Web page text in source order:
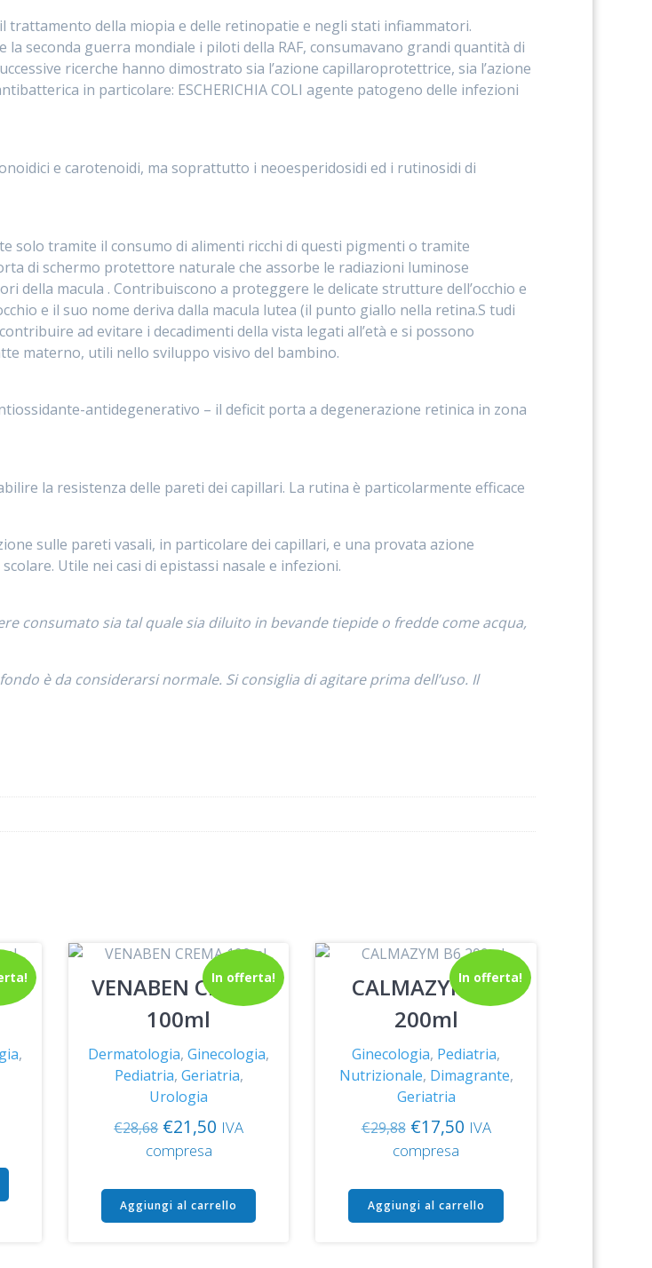
della miopia e delle retinopatie e negli stati infiammatori.
seconda guerra mondiale i piloti della RAF, consumavano grandi quantità di
ricerche hanno dimostrato sia l’azione capillaroprotettrice, sia l’azione
in particolare: ESCHERICHIA COLI agente patogeno delle infezioni
e carotenoidi, ma soprattutto i neoesperidosidi ed i rutinosidi di
tramite il consumo di alimenti ricchi di questi pigmenti o tramite
di schermo protettore naturale che assorbe le radiazioni luminose
della macula . Contribuiscono a proteggere le delicate strutture dell’occhio e
e il suo nome deriva dalla macula lutea (il punto giallo nella retina.S tudi
ad evitare i decadimenti della vista legati all’età e si possono
materno, utili nello sviluppo visivo del bambino.
antidegenerativo – il deficit porta a degenerazione retinica in zona
la resistenza delle pareti dei capillari. La rutina è particolarmente efficace
sulle pareti vasali, in particolare dei capillari, e una provata azione
Utile nei casi di epistassi nasale e infezioni.
consumato sia tal quale sia diluito in bevande tiepide o fredde come acqua,
è da considerarsi normale. Si consiglia di agitare prima dell’uso. Il
,
In offerta!
VENABEN CREMA
100ml
Dermatologia,Ginecologia,
Pediatria, Geriatria,
Urologia
€28,68 Il
prezzo
era:
€28,68.
€21,50 Il
è:
€21,50.
IVA
compresa
Aggiungi al carrello
In offerta!
CALMAZYM B6
200ml
Ginecologia, Pediatria,
Nutrizionale, Dimagrante,
Geriatria
€29,88 Il
prezzo
era:
€29,88.
€17,50Il
è:
€17,50.
IVA
compresa
Aggiungi al carrello